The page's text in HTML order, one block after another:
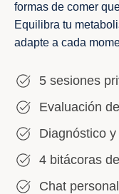
formas de comer
Equilibra tu
adapte a cada
5 sesiones
Evaluación
Diagnóstico
4 bitácoras
Chat